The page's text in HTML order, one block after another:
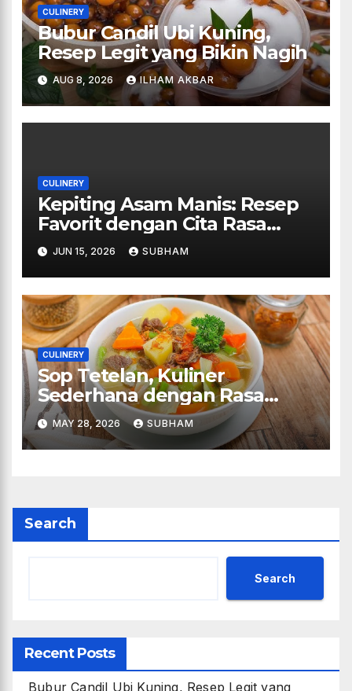
CULINERY
Bubur Candil Ubi Kuning,
Resep Legit yang Bikin Nagih
AUG 8, 2026 ILHAM AKBAR
CULINERY
Kepiting Asam Manis: Resep
Favorit dengan Cita Rasa
Restoran
JUN 15, 2026 SUBHAM
CULINERY
Sop Tetelan, Kuliner
Sederhana dengan Rasa
Juara
MAY 28, 2026 SUBHAM
Search
Search
Recent Posts
Bubur Candil Ubi Kuning, Resep Legit yang